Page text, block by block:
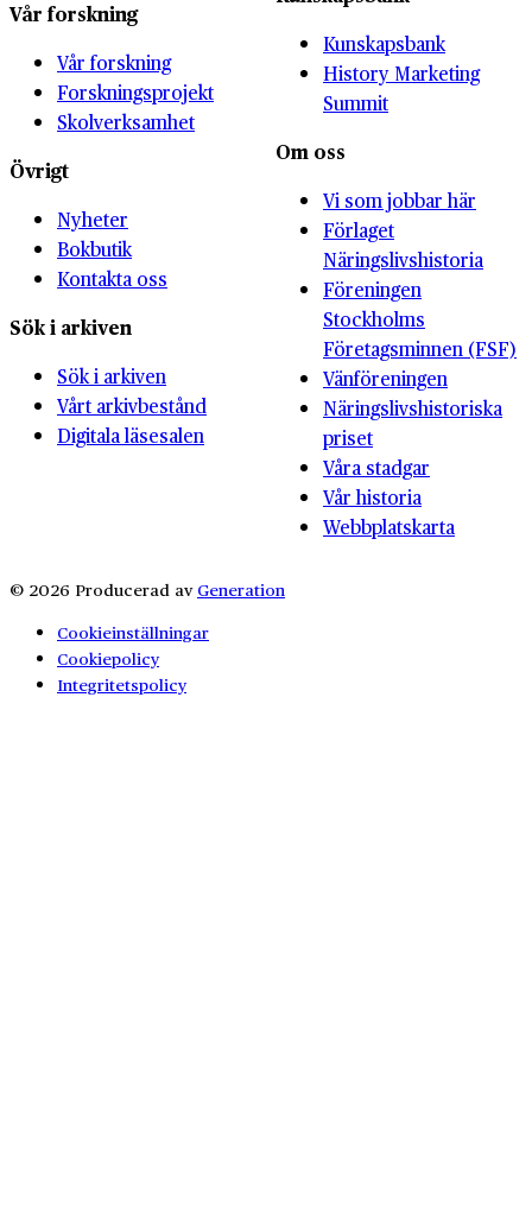
Vår forskning
Vår forskning
Forskningsprojekt
Skolverksamhet
Övrigt
Nyheter
Bokbutik
Kontakta oss
Sök i arkiven
Sök i arkiven
Vårt arkivbestånd
Digitala läsesalen
Kunskapsbank
History Marketing
Summit
Om oss
Vi som jobbar här
Förlaget
Näringslivshistoria
Föreningen
Stockholms
Företagsminnen (FSF)
Vänföreningen
Näringslivshistoriska
priset
Våra stadgar
Vår historia
Webbplatskarta
© 2026 Producerad av Generation
Cookieinställningar
Cookiepolicy
Integritetspolicy